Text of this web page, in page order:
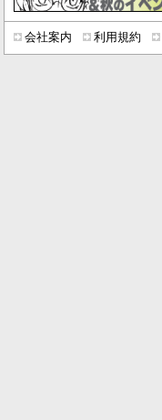
会社案内 利用規約